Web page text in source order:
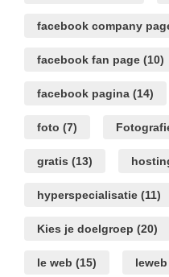
facebook company
facebook fan page (10)
facebook pagina (14)
foto (7)
gratis (13)
hyperspecialisatie (11)
Kies je doelgroep (20)
le web (15) leweb